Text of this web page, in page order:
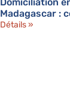
Domiciliation
Madagascar :
Détails »